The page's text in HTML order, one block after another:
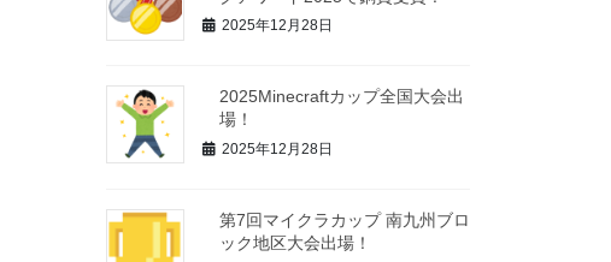
2025年12月28日
2025Minecraftカップ全国大会出
場！
2025年12月28日
第7回マイクラカップ 南九州ブロ
ック地区大会出場！